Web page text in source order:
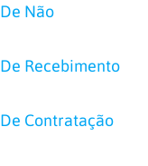
Não
Recebimento
Contratação